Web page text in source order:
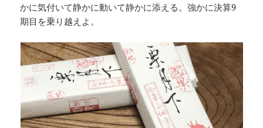
かに気付いて静かに動いて静かに添える。強かに決算9
期目を乗り越えよ。